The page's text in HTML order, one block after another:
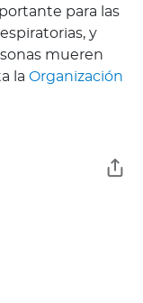
para las
y
mueren
la Organización